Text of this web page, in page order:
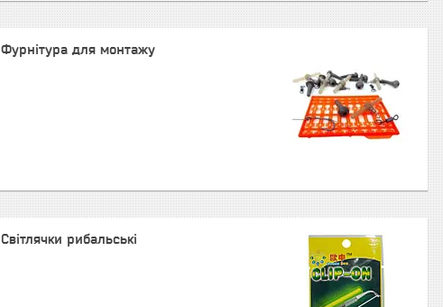
Фурнітура для монтажу
Світлячки рибальські